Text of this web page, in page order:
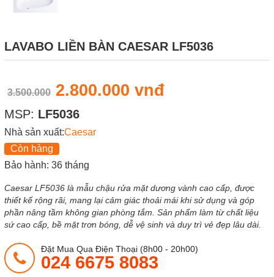
LAVABO LIỀN BÀN CAESAR LF5036
3.500.000 2.800.000 vnđ
MSP: LF5036
Nhà sản xuất:Caesar
Còn hàng
Bảo hành: 36 tháng
Caesar LF5036 là mẫu chậu rửa mặt dương vành cao cấp, được
thiết kế rộng rãi, mang lại cảm giác thoải mái khi sử dụng và góp
phần nâng tầm không gian phòng tắm. Sản phẩm làm từ chất liệu
sứ cao cấp, bề mặt trơn bóng, dễ vệ sinh và duy trì vẻ đẹp lâu dài.
Đặt Mua Qua Điện Thoại (8h00 - 20h00)
024 6675 8083